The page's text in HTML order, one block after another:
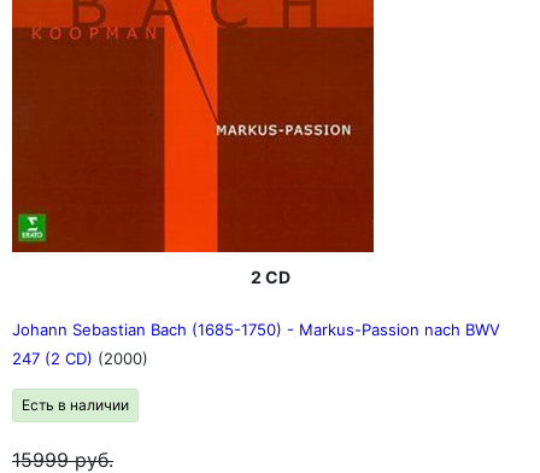
2 CD
Johann Sebastian Bach (1685-1750) - Markus-Passion nach BWV
247 (2 CD) (2000)
Есть в наличии
15999руб.